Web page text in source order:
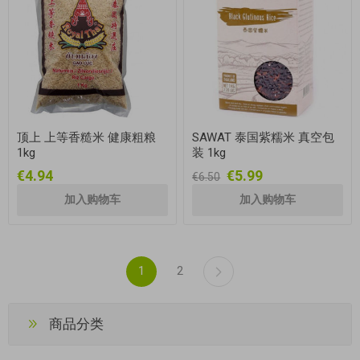
顶上 上等香糙米 健康粗粮
1kg
€4.94
SAWAT 泰国紫糯米 真空包
装 1kg
€6.50 €5.99
1 2
商品分类